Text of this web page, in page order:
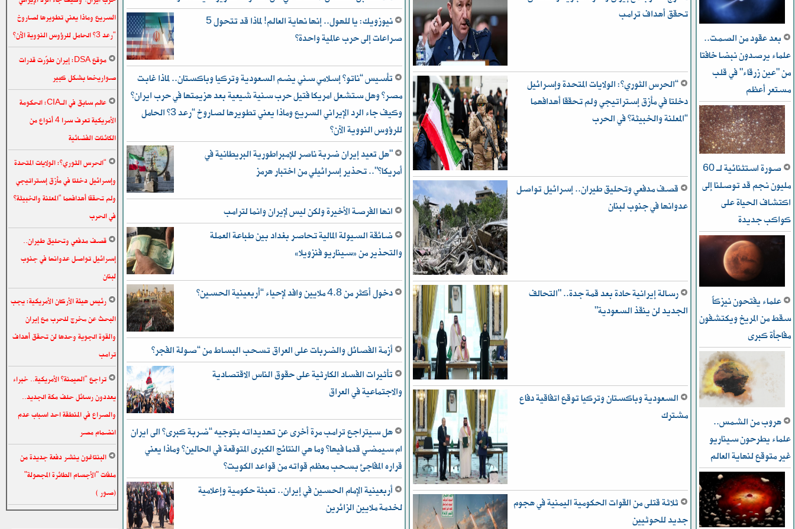
بعد عقود من الصمت..
علماء يرصدون نبضا خافتا
من "عين زرقاء" في قلب
مستعر أعظم
صورة استثنائية لـ 60
مليون نجم قد توصلنا إلى
اكتشاف الحياة على
كواكب جديدة
علماء يفتحون نيزكاً
سقط من المريخ ويكتشفون
مفاجأة كبرى
هروب من الشمس..
علماء يطرحون سيناريو
غير متوقع لنهاية العالم
تحقق أهداف ترامب
“الحرس الثوري”: الولايات المتحدة وإسرائيل
دخلتا في مأزق إستراتيجي ولم تحققا أهدافهما
“المعلنة والخبيثة” في الحرب
قصف مدفعي وتحليق طيران.. إسرائيل تواصل
عدوانها في جنوب لبنان
رسالة إيرانية حادة بعد قمة جدة.. "التحالف
الجديد لن ينقذ السعودية"
السعودية وباكستان وتركيا توقع اتفاقية دفاع
مشترك
ثلاثة قتلى من القوات الحكومية اليمنية في هجوم
جديد للحوثيين
نيوزويك: يا للهول.. إنها نهاية العالم! لماذا قد تتحول 5
صراعات إلى حرب عالمية واحدة؟
تأسيس “ناتو” إسلامي سني يضم السعودية وتركيا وباكستان.. لماذا غابت
مصر؟ وهل ستشعل امريكا فتيل حرب سنية شيعية بعد هزيمتها في حرب ايران؟
وكيف جاء الرد الإيراني السريع وماذا يعني تطويرها لصاروخ “رعد 3” الحامل
للرؤوس النووية الآن؟
"هل تعيد إيران ضربة ناصر للإمبراطورية البريطانية في
أمريكا؟".. تحذير إسرائيلي من اختبار هرمز
انها الفرصة الأخيرة ولكن ليس لإيران وانما لترامب
ضائقة السيولة المالية تحاصر بغداد بين طباعة العملة
والتحذير من «سيناريو فنزويلا»
دخول أكثر من 4.8 ملايين وافد لإحياء “أربعينية الحسين”
أزمة الفصائل والضربات على العراق تسحب البساط من “صولة الفجر”
تأثيرات الفساد الكارثية على حقوق الناس الاقتصادية
والاجتماعية في العراق
هل سيتراجع ترامب مرة أخرى عن تهديداته بتوجيه “ضربة كبرى” الى ايران
ام سيمضي قدما فيها؟ وما هي النتائج الكبرى المتوقعة في الحالين؟ وماذا يعني
قراره المفاجئ بسحب معظم قواته من قواعد الكويت؟
أربعينية الإمام الحسين في إيران.. تعبئة حكومية وإعلامية
لخدمة ملايين الزائرين
السريع وماذا يعني تطويرها لصاروخ
“رعد 3” الحامل للرؤوس النووية الآن؟
موقع DSA: إيران طوّرت قدرات
صواريخها بشكل كبير
عالم سابق في الـCIA: الحكومة
الأمريكية تعرف سرا 4 أنواع من
الكائنات الفضائية
“الحرس الثوري”: الولايات المتحدة
وإسرائيل دخلتا في مأزق إستراتيجي
ولم تحققا أهدافهما “المعلنة والخبيثة”
في الحرب
قصف مدفعي وتحليق طيران..
إسرائيل تواصل عدوانها في جنوب
لبنان
رئيس هيئة الأركان الأمريكية: يجب
البحث عن مخرج للحرب مع إيران
والقوة الجوية وحدها لن تحقق أهداف
ترامب
تراجع “الهيمنة” الأمريكية.. خبراء
يعددون رسائل حلف مكة الجديد..
والصراع في المنطقة احد اسباب عدم
انضمام مصر
البنتاغون ينشر دفعة جديدة من
ملفات "الأجسام الطائرة المجهولة"
(صور )